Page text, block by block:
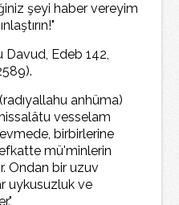
şeyi haber vereyim
Davud, Edeb 142,
anhüma)
vesselam
birbirlerine
mü'minlerin
Ondan bir uzuv
uykusuzluk ve